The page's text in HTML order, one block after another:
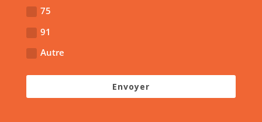
75
91
Autre
Envoyer